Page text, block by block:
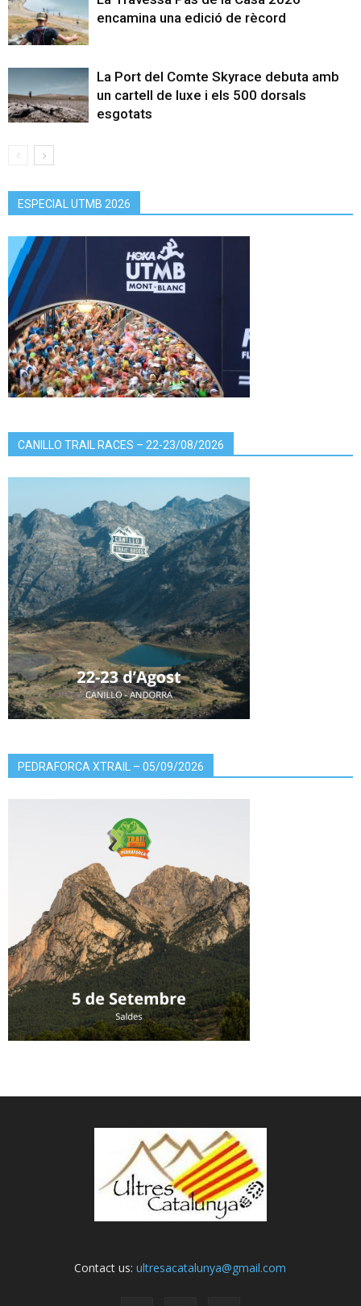
encamina una edició de rècord
La Port del Comte Skyrace debuta amb
un cartell de luxe i els 500 dorsals
esgotats
ESPECIAL UTMB 2026
CANILLO TRAIL RACES – 22-23/08/2026
PEDRAFORCA XTRAIL – 05/09/2026
Contact us:ultresacatalunya@gmail.com